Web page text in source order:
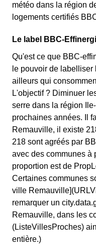
météo dans la région
logements certifiés
Le label BBC-
Qu'est ce que BBC-
le pouvoir de
ailleurs qui
L'objectif ? Diminuer
serre dans la région
prochaines années. Il
Remauville, il existe
218 sont agréés par
avec des communes à
proportion est de
Certaines communes
ville
remarquer un
Remauville, dans les
(ListeVillesProches)
entière.)